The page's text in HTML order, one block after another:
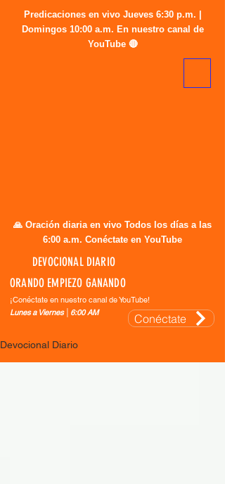
🙏 Oración diaria en vivo Todos los días a las
6:00 a.m. Conéctate en YouTube
Predicaciones en vivo Jueves 6:30 p.m. |
Domingos 10:00 a.m. En nuestro canal de
YouTube 🔴
DEVOCIONAL DIARIO
ORANDO EMPIEZO GANANDO
¡Conéctate en nuestro canal de YouTube!
Lunes a Viernes │6:00 AM
Conéctate
Devocional Diario